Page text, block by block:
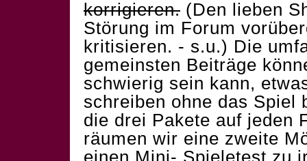
korrigieren. (Den lieben
Störung im Forum
kritisieren. - s.u.) Die
gemeinsten Beiträge
schwierig sein kann,
schreiben ohne das Spiel
die drei Pakete auf jeden
räumen wir eine zweite
einen Mini- Spieletest zu